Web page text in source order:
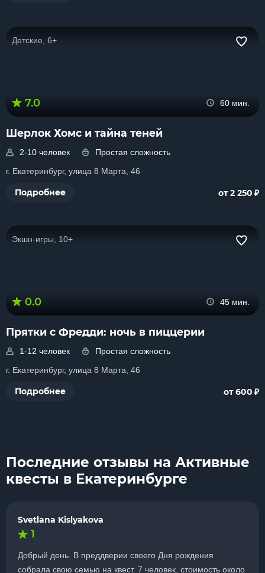
Детские, 6+
7.0 60 мин.
Шерлок Хомс и тайна теней
2-10 человек
Простая сложность
г. Екатеринбург, улица 8 Марта, 46
Подробнее от 2 250 ₽
Экшн-игры, 10+
0.0 45 мин.
Прятки с Фредди: ночь в пиццерии
1-12 человек
Простая сложность
г. Екатеринбург, улица 8 Марта, 46
Подробнее от 600 ₽
Последние отзывы на Активные
квесты в Екатеринбурге
Svetlana Kislyakova
1
Добрый день. В преддверии своего Дня рождения
собрала свою семью на квест. 7 человек, стоимость около